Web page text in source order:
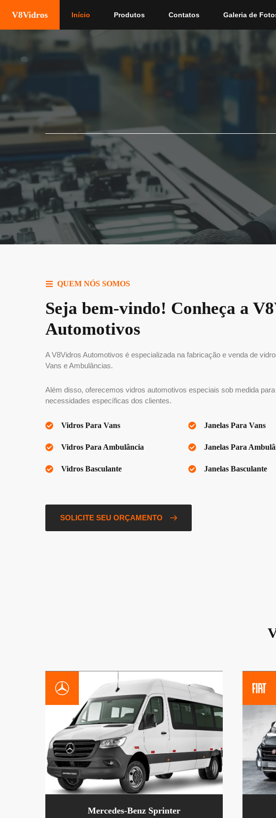
paraV8Vidros Início Produtos Contatos Galeria de
QUEM NÓS SOMOS
Seja bem-vindo! Conheça a
Automotivos
A V8Vidros Automotivos é especializada na fabricação e venda de
Vans e Ambulâncias.
Além disso, oferecemos vidros automotivos especiais sob medida
necessidades específicas dos clientes.
Vidros Para Vans
Vidros Para Ambulância
Vidros Basculante
Janelas Para Vans
Janelas Para
Janelas Basculante
SOLICITE SEU ORÇAMENTO
Mercedes-Benz Sprinter